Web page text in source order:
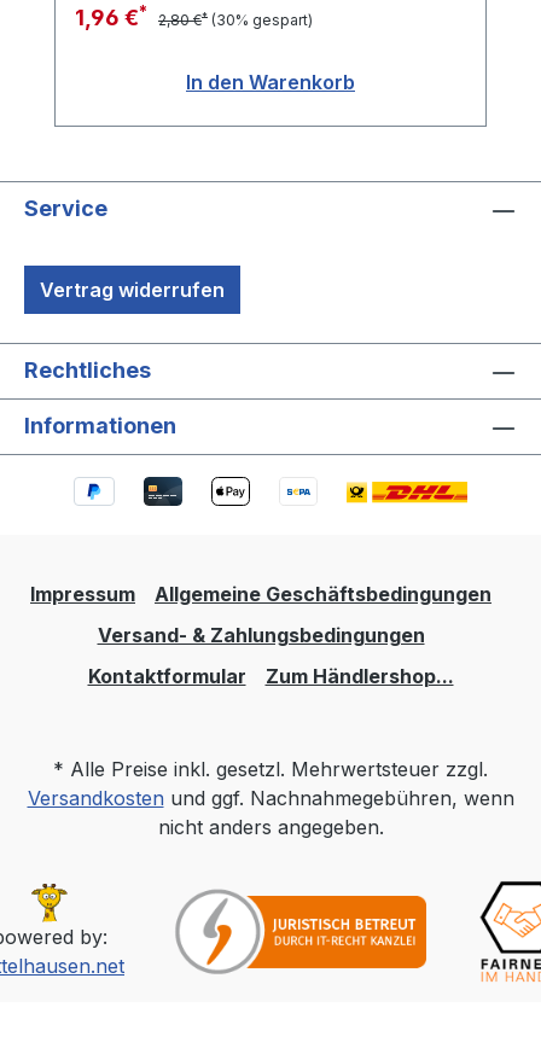
1,96 €* 2,80 €* (30% gespart)
In den Warenkorb
Service
Vertrag widerrufen
Rechtliches
Informationen
Impressum
Allgemeine Geschäftsbedingungen
Versand- & Zahlungsbedingungen
Kontaktformular
Zum Händlershop...
* Alle Preise inkl. gesetzl. Mehrwertsteuer zzgl.
Versandkostenund ggf. Nachnahmegebühren, wenn
nicht anders angegeben.
by: